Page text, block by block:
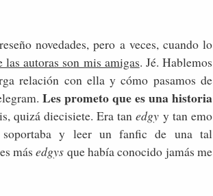
novedades, pero a veces, cuando lo
las autoras son mis amigas. Jé. Hablemos
relación con ella y cómo pasamos de
Les prometo que es una historia
quizá diecisiete. Era tanedgy y tan emo
y leer un fanfic de una tal
másedgys que había conocido jamás me